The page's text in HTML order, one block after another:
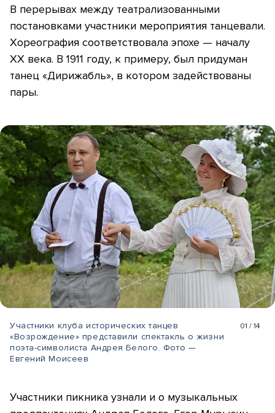
В перерывах между театрализованными
постановками участники мероприятия танцевали.
Хореография соответствовала эпохе — началу
XX века. В 1911 году, к примеру, был придуман
танец «Дирижабль», в котором задействованы
пары.
Участники клуба исторических танцев
«Возрождение» представили спектакль о жизни
поэта-символиста Андрея Белого. Фото —
Евгений Моисеев
01 / 14
Участники пикника узнали и о музыкальных